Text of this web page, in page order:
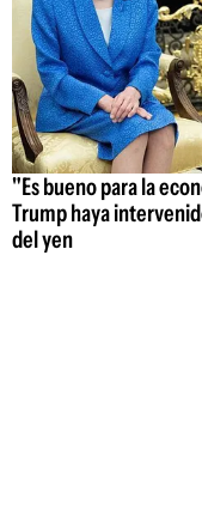
"Es bueno para la
Trump haya
del yen